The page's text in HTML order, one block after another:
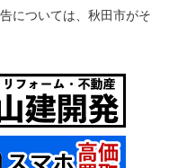
については、秋田市がそ